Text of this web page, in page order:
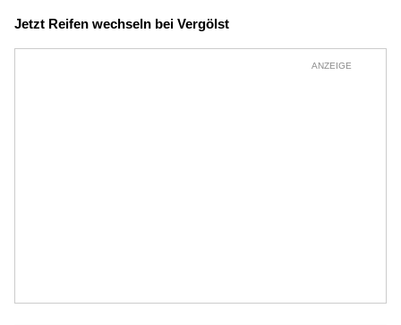
Jetzt Reifen wechseln bei Vergölst
ANZEIGE